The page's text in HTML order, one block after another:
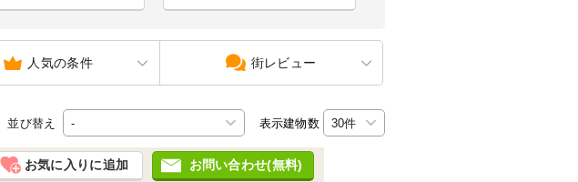
人気の条件 街レビュー
表示建物数
並び替え
お気に入りに追加 お問い合わせ(無料)